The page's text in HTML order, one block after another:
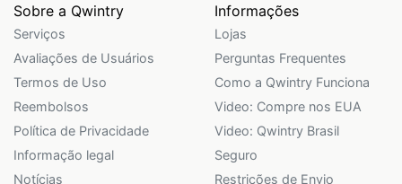
Sobre a Qwintry
Serviços
Avaliações de Usuários
Termos de Uso
Reembolsos
Política de Privacidade
Informação legal
Notícias
Informações
Lojas
Perguntas Frequentes
Como a Qwintry Funciona
Video: Compre nos EUA
Video: Qwintry Brasil
Seguro
Restrições de Envio